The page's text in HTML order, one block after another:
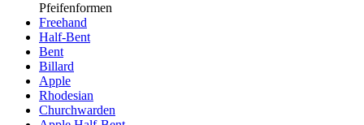
Pfeifenformen
Freehand
Half-Bent
Bent
Billard
Apple
Rhodesian
Churchwarden